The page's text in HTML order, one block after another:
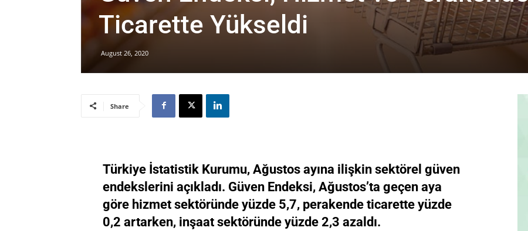
Ticarette Yükseldi
August 26, 2020
Share
Türkiye İstatistik Kurumu, Ağustos ayına ilişkin sektörel güven
endekslerini açıkladı. Güven Endeksi, Ağustos’ta geçen aya
göre hizmet sektöründe yüzde 5,7, perakende ticarette yüzde
0,2 artarken, inşaat sektöründe yüzde 2,3 azaldı.